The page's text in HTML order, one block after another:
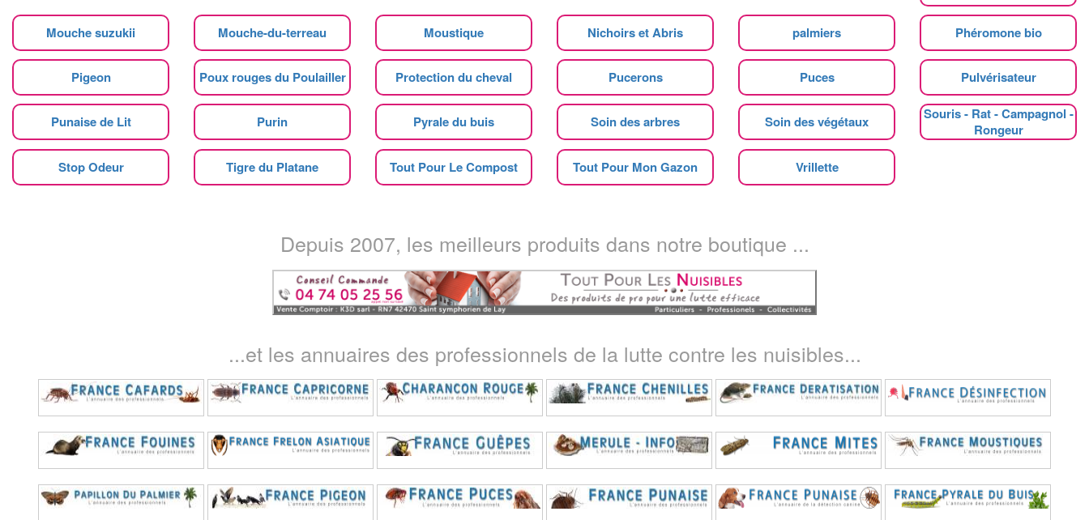
Mouche suzukii Mouche-du-terreau Moustique Nichoirs et Abris palmiers Phéromone bio
Pigeon Poux rouges du Poulailler Protection du cheval Pucerons Puces Pulvérisateur
Punaise de Lit Purin Pyrale du buis Soin des arbres Soin des végétaux
Souris - Rat - Campagnol -
Rongeur
Stop Odeur Tigre du Platane Tout Pour Le Compost Tout Pour Mon Gazon Vrillette
Depuis 2007, les meilleurs produits dans notre boutique ...
...et les annuaires des professionnels de la lutte contre les nuisibles...